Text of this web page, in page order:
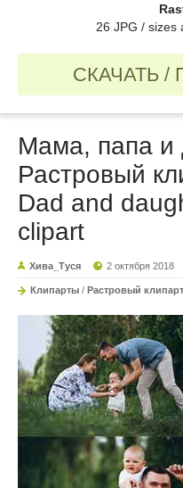
26 JPG / sizes
СКАЧАТЬ
Мама, папа и
Растровый
Dad and
clipart
Хива_Туся 2 октября 2018
Клипарты / Растровый клипарт